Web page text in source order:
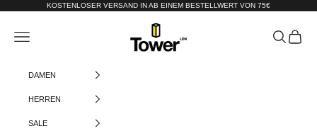
Zum Inhalt springenKOSTENLOSER VERSAND IN AB EINEM BESTELLWERT VON 75€
Tower-London.De
Menü Suchen
DAMEN
HERREN
SALE